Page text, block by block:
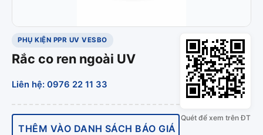
PHỤ KIỆN PPR UV VESBO
Rắc co ren ngoài UV
Liên hệ: 0976 22 11 33
THÊM VÀO DANH SÁCH BÁO GIÁ
Quét để xem trên ĐT